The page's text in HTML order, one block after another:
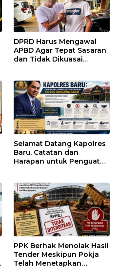
DPRD Harus Mengawal
APBD Agar Tepat Sasaran
dan Tidak Dikuasai
Selamat Datang Kapolres
Baru, Catatan dan
Harapan untuk Penguatan
PPK Berhak Menolak Hasil
Tender Meskipun Pokja
Telah Menetapkan